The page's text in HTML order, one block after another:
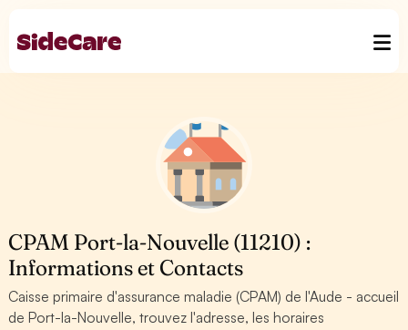
CPAM Port-la-Nouvelle (11210) :
Informations et Contacts
Caisse primaire d'assurance maladie (CPAM) de l'Aude - accueil
de Port-la-Nouvelle, trouvez l'adresse, les horaires